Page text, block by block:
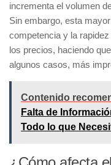
incrementa el volumen
Sin embargo, esta
competencia y la
los precios, haciendo
algunos casos, más
Contenido
Falta de
Todo lo que